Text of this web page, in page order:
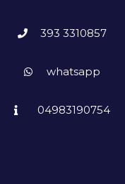
393 3310857
whatsapp
04983190754